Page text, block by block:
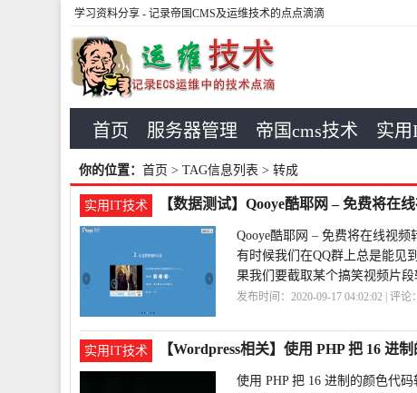
学习资料分享 - 记录帝国CMS及运维技术的点点滴滴
首页 服务器管理 帝国cms技术 实
你的位置： 首页 > TAG信息列表 > 转成
实用IT技术 【数据测试】Qooye酷耶网 – 免费将在
Qooye酷耶网 – 免费将在线视频
有时候我们在QQ群上总是能见
果我们要截取某个搞笑视频片
发布时间：2020-09-17 04:02:02 | 评论
实用IT技术 【Wordpress相关】使用 PHP 把 16 进
使用 PHP 把 16 进制的颜色代